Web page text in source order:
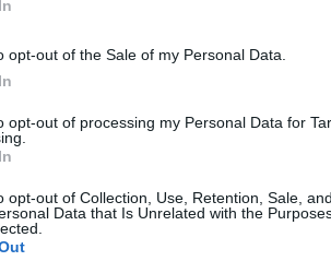
opt-out of the Sale of my Personal Data.
opt-out of processing my Personal Data for
opt-out of Collection, Use, Retention, Sale,
Data that Is Unrelated with the
empresas brasileiras na Bolsa de
Não é fascinante ver como os
oportunidades que o mercado brasileiro
de ADRs era de apenas
sinaliza uma confiança renovada dos
como as recentes tensões políticas e